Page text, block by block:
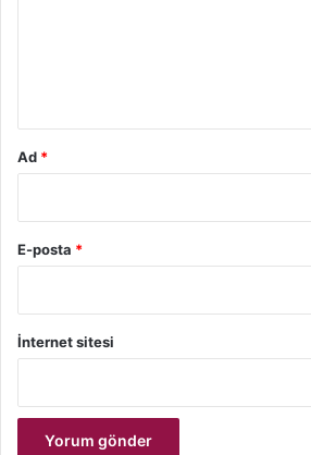
Ad *
E-posta *
İnternet sitesi